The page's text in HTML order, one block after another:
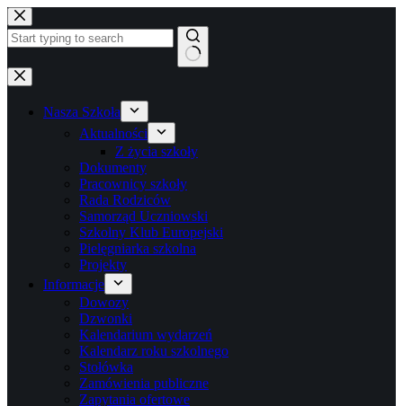
Przejdź
do
treści
Brak
wyników
Nasza Szkoła
Aktualności
Z życia szkoły
Dokumenty
Pracownicy szkoły
Rada Rodziców
Samorząd Uczniowski
Szkolny Klub Europejski
Pielęgniarka szkolna
Projekty
Informacje
Dowozy
Dzwonki
Kalendarium wydarzeń
Kalendarz roku szkolnego
Stołówka
Zamówienia publiczne
Zapytania ofertowe